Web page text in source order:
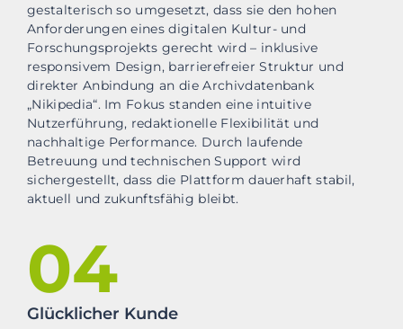
gestalterisch so umgesetzt, dass sie den hohen
Anforderungen eines digitalen Kultur- und
Forschungsprojekts gerecht wird – inklusive
responsivem Design, barrierefreier Struktur und
direkter Anbindung an die Archivdatenbank
„Nikipedia“. Im Fokus standen eine intuitive
Nutzerführung, redaktionelle Flexibilität und
nachhaltige Performance. Durch laufende
Betreuung und technischen Support wird
sichergestellt, dass die Plattform dauerhaft stabil,
aktuell und zukunftsfähig bleibt.
04
Glücklicher Kunde